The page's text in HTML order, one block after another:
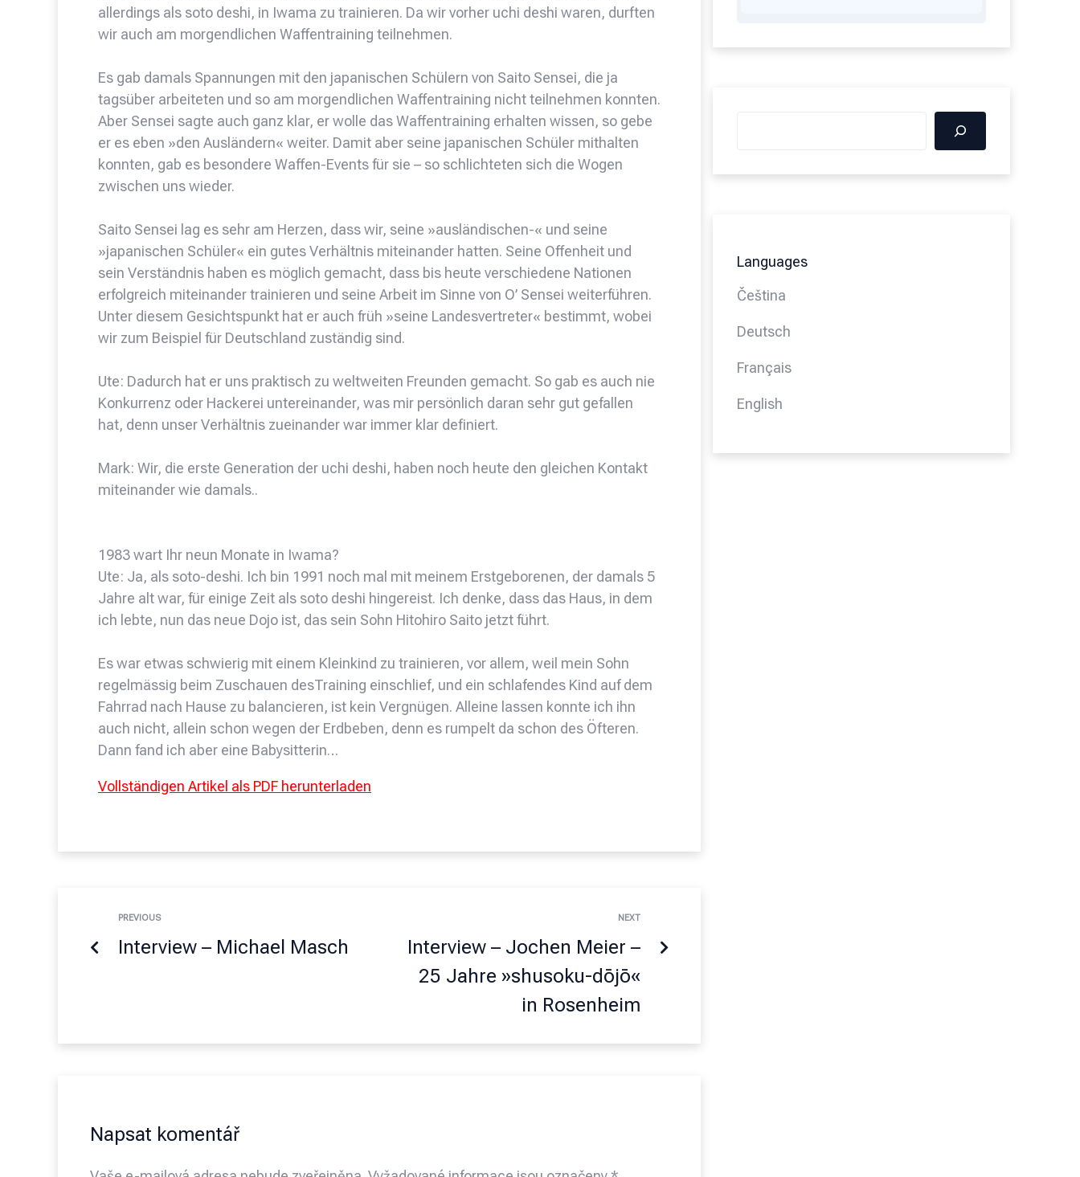
allerdings als soto deshi, in Iwama zu trainieren. Da wir vorher uchi deshi waren, durften
wir auch am morgendlichen Waffentraining teilnehmen.
Es gab damals Spannungen mit den japanischen Schülern von Saito Sensei, die ja
tagsüber arbeiteten und so am morgendlichen Waffentraining nicht teilnehmen konnten.
Aber Sensei sagte auch ganz klar, er wolle das Waffentraining erhalten wissen, so gebe
er es eben »den Ausländern« weiter. Damit aber seine japanischen Schüler mithalten
konnten, gab es besondere Waffen-Events für sie – so schlichteten sich die Wogen
zwischen uns wieder.
Saito Sensei lag es sehr am Herzen, dass wir, seine »ausländischen-« und seine
»japanischen Schüler« ein gutes Verhältnis miteinander hatten. Seine Offenheit und
sein Verständnis haben es möglich gemacht, dass bis heute verschiedene Nationen
erfolgreich miteinander trainieren und seine Arbeit im Sinne von O’ Sensei weiterführen.
Unter diesem Gesichtspunkt hat er auch früh »seine Landesvertreter« bestimmt, wobei
wir zum Beispiel für Deutschland zuständig sind.
Ute: Dadurch hat er uns praktisch zu weltweiten Freunden gemacht. So gab es auch nie
Konkurrenz oder Hackerei untereinander, was mir persönlich daran sehr gut gefallen
hat, denn unser Verhältnis zueinander war immer klar definiert.
Mark: Wir, die erste Generation der uchi deshi, haben noch heute den gleichen Kontakt
miteinander wie damals..
1983 wart Ihr neun Monate in Iwama?
Ute: Ja, als soto-deshi. Ich bin 1991 noch mal mit meinem Erstgeborenen, der damals 5
Jahre alt war, für einige Zeit als soto deshi hingereist. Ich denke, dass das Haus, in dem
ich lebte, nun das neue Dojo ist, das sein Sohn Hitohiro Saito jetzt führt.
Es war etwas schwierig mit einem Kleinkind zu trainieren, vor allem, weil mein Sohn
regelmässig beim Zuschauen desTraining einschlief, und ein schlafendes Kind auf dem
Fahrrad nach Hause zu balancieren, ist kein Vergnügen. Alleine lassen konnte ich ihn
auch nicht, allein schon wegen der Erdbeben, denn es rumpelt da schon des Öfteren.
Dann fand ich aber eine Babysitterin…
Vollständigen Artikel als PDF herunterladen
PREVIOUS
Interview – Michael Masch
NEXT
Interview – Jochen Meier –
25 Jahre »shusoku-dōjō«
in Rosenheim
Napsat komentář
Languages
Čeština
Deutsch
Français
English